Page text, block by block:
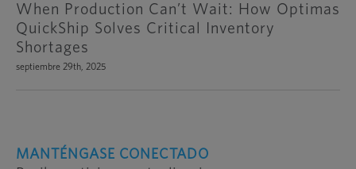
When Production Can’t Wait: How Optimas
QuickShip Solves Critical Inventory
Shortages
septiembre 29th, 2025
MANTÉNGASE CONECTADO